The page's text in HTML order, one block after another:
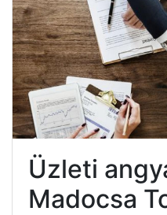
Üzleti
Madocsa